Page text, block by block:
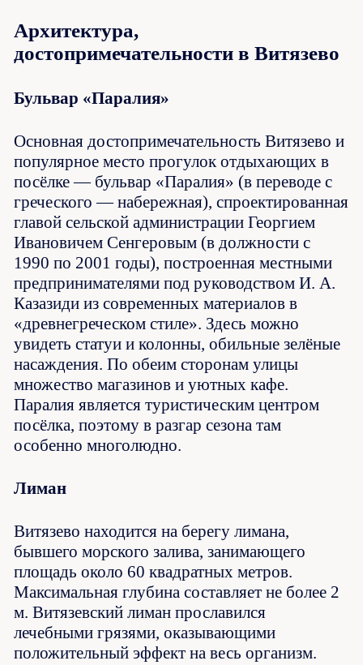
Архитектура,
достопримечательности в Витязево
Бульвар «Паралия»
Основная достопримечательность Витязево и
популярное место прогулок отдыхающих в
посёлке — бульвар «Паралия» (в переводе с
греческого — набережная), спроектированная
главой сельской администрации Георгием
Ивановичем Сенгеровым (в должности с
1990 по 2001 годы), построенная местными
предпринимателями под руководством И. А.
Казазиди из современных материалов в
«древнегреческом стиле». Здесь можно
увидеть статуи и колонны, обильные зелёные
насаждения. По обеим сторонам улицы
множество магазинов и уютных кафе.
Паралия является туристическим центром
посёлка, поэтому в разгар сезона там
особенно многолюдно.
Лиман
Витязево находится на берегу лимана,
бывшего морского залива, занимающего
площадь около 60 квадратных метров.
Максимальная глубина составляет не более 2
м. Витязевский лиман прославился
лечебными грязями, оказывающими
положительный эффект на весь организм.